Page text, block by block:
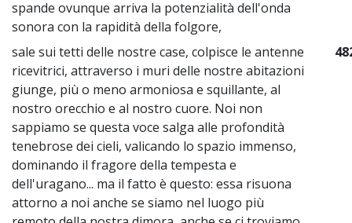
spande ovunque arriva la potenzialità dell'onda
sonora con la rapidità della folgore,
sale sui tetti delle nostre case, colpisce le antenne
ricevitrici, attraverso i muri delle nostre abitazioni
giunge, più o meno armoniosa e squillante, al
nostro orecchio e al nostro cuore. Noi non
sappiamo se questa voce salga alle profondità
tenebrose dei cieli, valicando lo spazio immenso,
dominando il fragore della tempesta e
dell'uragano... ma il fatto è questo: essa risuona
attorno a noi anche se siamo nel luogo più